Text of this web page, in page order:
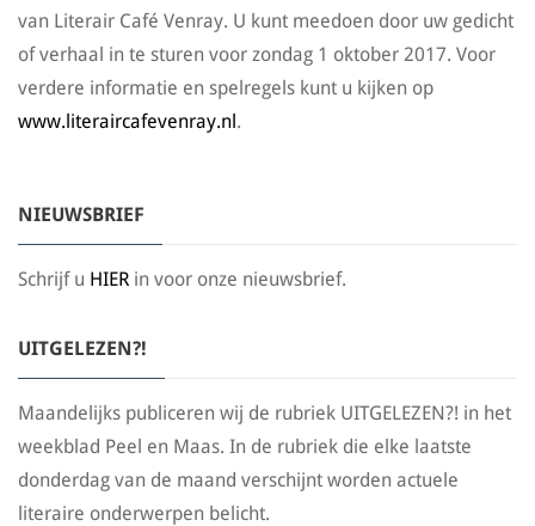
van Literair Café Venray. U kunt meedoen door uw gedicht
of verhaal in te sturen voor zondag 1 oktober 2017. Voor
verdere informatie en spelregels kunt u kijken op
www.literaircafevenray.nl.
NIEUWSBRIEF
Schrijf u HIER in voor onze nieuwsbrief.
UITGELEZEN?!
Maandelijks publiceren wij de rubriek UITGELEZEN?! in het
weekblad Peel en Maas. In de rubriek die elke laatste
donderdag van de maand verschijnt worden actuele
literaire onderwerpen belicht.